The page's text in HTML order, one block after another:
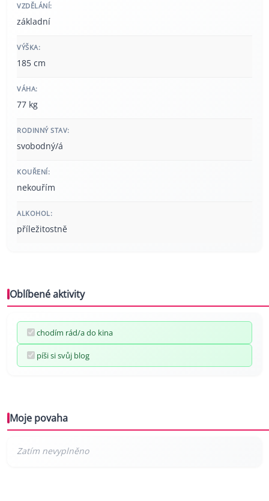
VZDĚLÁNÍ:
základní
VÝŠKA:
185 cm
VÁHA:
77 kg
RODINNÝ STAV:
svobodný/á
KOUŘENÍ:
nekouřím
ALKOHOL:
příležitostně
Oblíbené aktivity
chodím rád/a do kina
píši si svůj blog
Moje povaha